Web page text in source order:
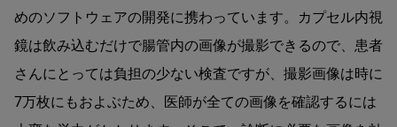
めのソフトウェアの開発に携わっています。カプセル内視
鏡は飲み込むだけで腸管内の画像が撮影できるので、患者
さんにとっては負担の少ない検査ですが、撮影画像は時に
7万枚にもおよぶため、医師が全ての画像を確認するには